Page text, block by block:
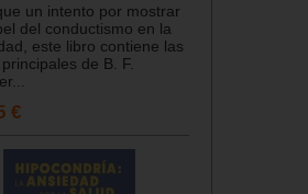
un intento por mostrar
del conductismo en la
este libro contiene las
de B. F.
€